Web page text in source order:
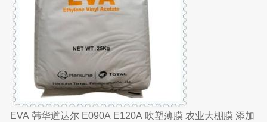
EVA 韩华道达尔 E090A E120A 吹塑薄膜 农业大棚膜 添加